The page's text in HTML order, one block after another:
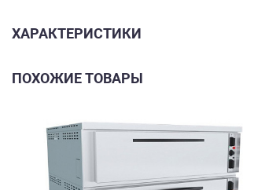
ХАРАКТЕРИСТИКИ
ПОХОЖИЕ ТОВАРЫ